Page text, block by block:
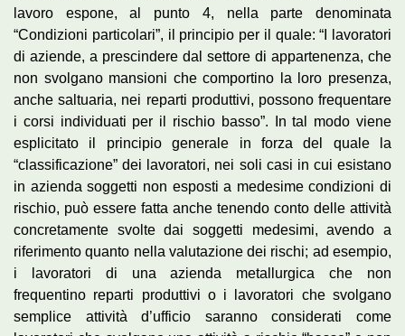
lavoro espone, al punto 4, nella parte denominata
“Condizioni particolari”, il principio per il quale: “I lavoratori
di aziende, a prescindere dal settore di appartenenza, che
non svolgano mansioni che comportino la loro presenza,
anche saltuaria, nei reparti produttivi, possono frequentare
i corsi individuati per il rischio basso”. In tal modo viene
esplicitato il principio generale in forza del quale la
“classificazione” dei lavoratori, nei soli casi in cui esistano
in azienda soggetti non esposti a medesime condizioni di
rischio, può essere fatta anche tenendo conto delle attività
concretamente svolte dai soggetti medesimi, avendo a
riferimento quanto nella valutazione dei rischi; ad esempio,
i lavoratori di una azienda metallurgica che non
frequentino reparti produttivi o i lavoratori che svolgano
semplice attività d’ufficio saranno considerati come